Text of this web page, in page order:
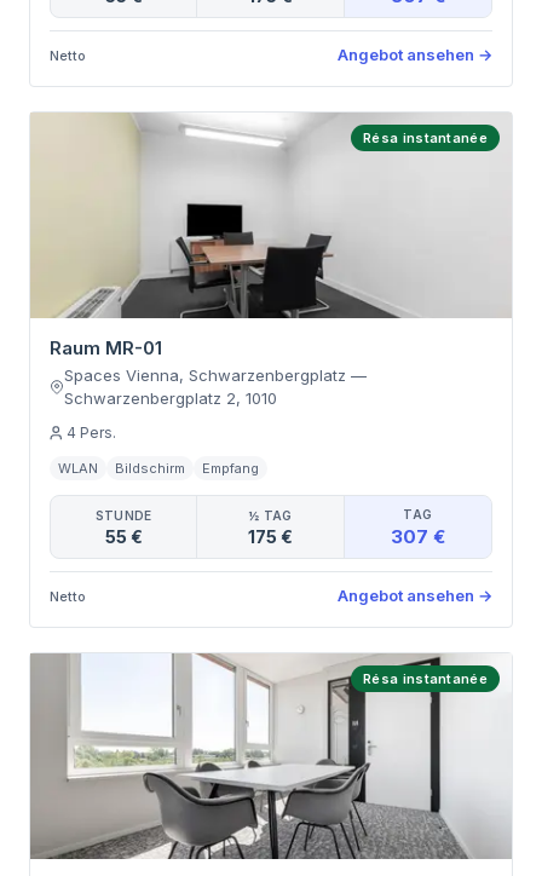
Netto Angebot ansehen →
Résa instantanée
Raum MR-01
Spaces Vienna, Schwarzenbergplatz —
Schwarzenbergplatz 2, 1010
4 Pers.
WLAN Bildschirm Empfang
STUNDE
55 €
½ TAG
175 €
TAG
307 €
Netto Angebot ansehen →
Résa instantanée